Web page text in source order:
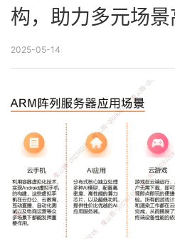
构，助力多元场
2025-05-14